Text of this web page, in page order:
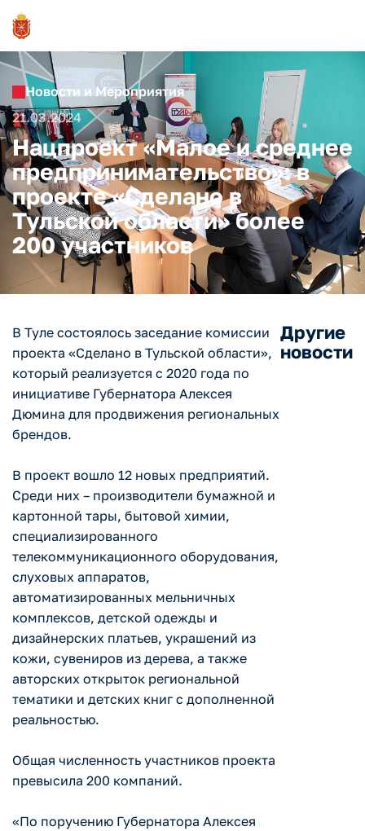
Новости и Мероприятия
21.03.2024
Нацпроект «Малое и среднее
предпринимательство»: в
проекте «Сделано в
Тульской области» более
200 участников
В Туле состоялось заседание комиссии
проекта «Сделано в Тульской области»,
который реализуется с 2020 года по
инициативе Губернатора Алексея
Дюмина для продвижения региональных
брендов.
В проект вошло 12 новых предприятий.
Среди них – производители бумажной и
картонной тары, бытовой химии,
специализированного
телекоммуникационного оборудования,
слуховых аппаратов,
автоматизированных мельничных
комплексов, детской одежды и
дизайнерских платьев, украшений из
кожи, сувениров из дерева, а также
авторских открыток региональной
тематики и детских книг с дополненной
реальностью.
Общая численность участников проекта
превысила 200 компаний.
«По поручению Губернатора Алексея
Другие
новости